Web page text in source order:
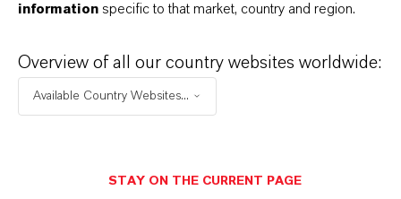
Nuh Aydin
information specific to that market, country and region.
Overview of all our country websites worldwide:
Available Country Websites...
STAY ON THE CURRENT PAGE